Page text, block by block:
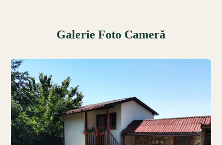
Galerie Foto Cameră